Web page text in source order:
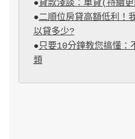
●貸款淺談：車貸(持續
●二順位房貸高額低利！
以貸多少?
●只要10分鐘教您搞懂：
類